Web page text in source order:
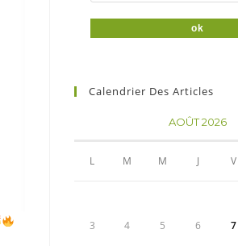
Calendrier Des Articles
AOÛT 2026
L M M J V
3 4 5 6 7